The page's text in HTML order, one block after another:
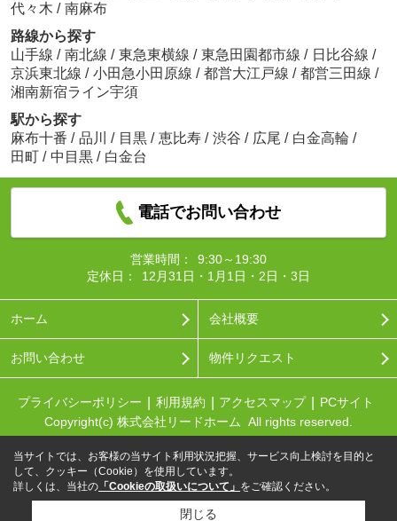
代々木 / 南麻布
路線から探す
山手線 / 南北線 / 東急東横線 / 東急田園都市線 / 日比谷線 /
京浜東北線 / 小田急小田原線 / 都営大江戸線 / 都営三田線 /
湘南新宿ライン宇須
駅から探す
麻布十番 / 品川 / 目黒 / 恵比寿 / 渋谷 / 広尾 / 白金高輪 /
田町 / 中目黒 / 白金台
電話でお問い合わせ
営業時間：
9:30～19:30
定休日：
12月31日・1月1日・2日・3日
ホーム 会社概要
お問い合わせ 物件リクエスト
プライバシーポリシー 利用規約 アクセスマップ
PCサイト
Copyright(c) 株式会社リードホーム All rights reserved.
当サイトでは、お客様の当サイト利用状況把握、サービス向上検討を目的と
して、クッキー（Cookie）を使用しています。
詳しくは、当社の 「Cookieの取扱いについて」 をご確認ください。
閉じる